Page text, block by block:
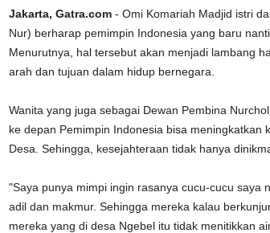
Jakarta, Gatra.com - Omi Komariah Madjid istri
Nur) berharap pemimpin Indonesia yang baru
Menurutnya, hal tersebut akan menjadi lambang
arah dan tujuan dalam hidup bernegara.
Wanita yang juga sebagai Dewan Pembina
ke depan Pemimpin Indonesia bisa
Desa. Sehingga, kesejahteraan tidak hanya
"Saya punya mimpi ingin rasanya cucu-cucu saya
adil dan makmur. Sehingga mereka kalau
mereka yang di desa Ngebel itu tidak menitikkan